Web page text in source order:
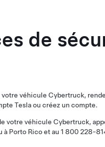
de
votre véhicule Cybertruck,
Tesla ou créez un compte.
votre véhicule Cybertruck,
Porto Rico et au 1 800 228-